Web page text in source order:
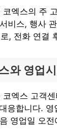
코엑스의 주
비스, 행사
, 전화 연결
와 영업
코엑스 고객
응합니다.
영업일 오